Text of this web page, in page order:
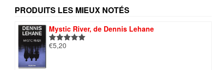
PRODUITS LES MIEUX NOTÉS
Mystic River, de Dennis Lehane
Note5.00
€5,20